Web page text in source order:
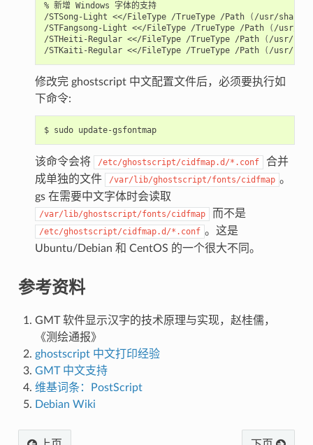
% 新增 Windows 字体的支持
/STSong-Light <</FileType /TrueType /Path
( /usr/share/
/STFangsong-Light <</FileType /TrueType /Path
( /usr/
/STHeiti-Regular <</FileType /TrueType /Path
( /usr/
/STKaiti-Regular <</FileType /TrueType /Path
( /usr/
修改完 ghostscript 中文配置文件后，必须要执行如
下命令:
$ sudo update-gsfontmap
该命令会将 /etc/ghostscript/cidfmap.d/*.conf
合并
成单独的文件
/var/lib/ghostscript/fonts/cidfmap 。
gs 在需要中文字体时会读取
/var/lib/ghostscript/fonts/cidfmap 而不是
/etc/ghostscript/cidfmap.d/*.conf 。这是
Ubuntu/Debian 和 CentOS 的一个很大不同。
参考资料
GMT 软件显示汉字的技术原理与实现，赵桂儒，
《测绘通报》
ghostscript 中文打印经验
GMT 中文支持
维基词条：PostScript
Debian Wiki